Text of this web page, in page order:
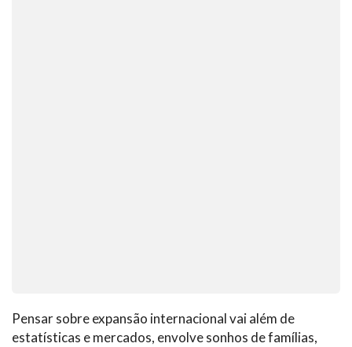
Pensar sobre expansão internacional vai além de
estatísticas e mercados, envolve sonhos de famílias,